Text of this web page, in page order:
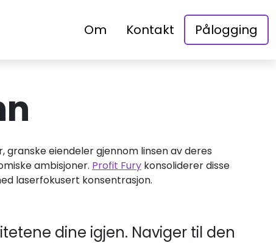
Om Kontakt Pålogging
eiendeler gjennom linsen av deres
ambisjoner. Profit Fury konsoliderer disse
laserfokusert konsentrasjon.
dine igjen. Naviger til den